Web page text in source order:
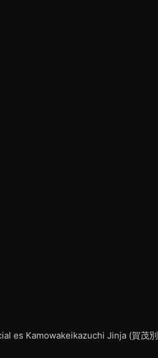
es Kamowakeikazuchi Jinja (賀茂